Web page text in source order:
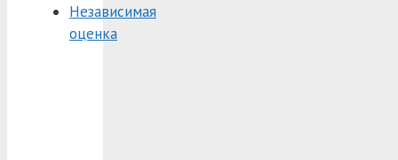
Независимая
оценка